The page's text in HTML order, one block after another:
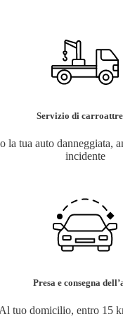
Servizio di
la tua auto danneggiata,
incidente
Presa e consegna
Al tuo domicilio, entro 15